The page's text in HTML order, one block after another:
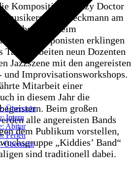
Übersicht
Intern
Abitur
Ferien
Übersicht
Komposition „Dizzy Doctor
Jona Heckmann am
proben und beim
dem Komponisten erklingen
Tages arbeiten neun Dozenten
Jazzszene mit den angereisten
und Improvisationsworkshops.
Mitarbeit einer
in diesem Jahr die
Beim großen
alle angereisten Bands
dem Publikum vorstellen,
„Kiddies’ Band“
sind traditionell dabei.